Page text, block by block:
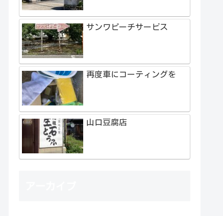
サンワピーチサービス
再度車にコーティングを
山口豆腐店